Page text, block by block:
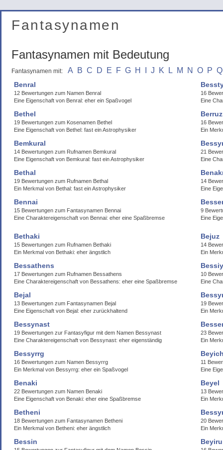
Fantasynamen
Fantasynamen mit Bedeutung
Fantasynamen mit: A B C D E F G H J K L M N O P Q
Benral
12 Bewertungen zum Namen Benral
Eine Eigenschaft von Benral: eher ein Spaßvogel
16
Eine
Bethel
19 Bewertungen zum Kosenamen Bethel
Eine Eigenschaft von Bethel: fast ein Astrophysiker
Berruz
16
Ein
Bemkural
14 Bewertungen zum Rufnamen Bemkural
Eine Eigenschaft von Bemkural: fast ein Astrophysiker
21
Eine
Bethal
19 Bewertungen zum Rufnamen Bethal
Ein Merkmal von Bethal: fast ein Astrophysiker
14
Eine
Bennai
15 Bewertungen zum Fantasynamen Bennai
Eine Charaktereigenschaft von Bennai: eher eine Spaßbremse
9
Eine
Bethaki
15 Bewertungen zum Rufnamen Bethaki
Ein Merkmal von Bethaki: eher ängstlich
Bejuz
14
Ein
Bessathens
17 Bewertungen zum Rufnamen Bessathens
Eine Charaktereigenschaft von Bessathens: eher eine Spaßbremse
10
Eine
Bejal
13 Bewertungen zum Fantasynamen Bejal
Eine Eigenschaft von Bejal: eher zurückhaltend
19
Ein
Bessynast
19 Bewertungen zur Fantasyfigur mit dem Namen Bessynast
Eine Charaktereigenschaft von Bessynast: eher eigenständig
23
Ein
Bessyrrg
16 Bewertungen zum Namen Bessyrrg
Ein Merkmal von Bessyrrg: eher ein Spaßvogel
11
Eine
Benaki
22 Bewertungen zum Namen Benaki
Eine Eigenschaft von Benaki: eher eine Spaßbremse
Beyel
13
Ein
Betheni
18 Bewertungen zum Fantasynamen Betheni
Ein Merkmal von Betheni: eher ängstlich
20
Ein
Bessin Beyiru